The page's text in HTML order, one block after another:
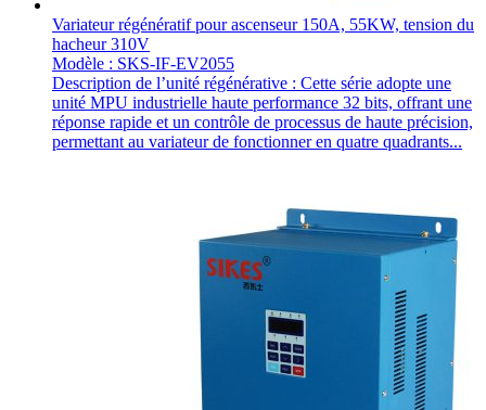
Variateur régénératif pour ascenseur 150A, 55KW, tension du
hacheur 310V
Modèle : SKS-IF-EV2055
Description de l’unité régénérative : Cette série adopte une
unité MPU industrielle haute performance 32 bits, offrant une
réponse rapide et un contrôle de processus de haute précision,
permettant au variateur de fonctionner en quatre quadrants...